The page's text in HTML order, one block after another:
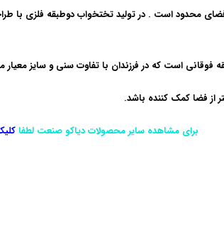
محدود است . در تولید تختخواب دوطبقه فلزی با
است که در فرزندان با تفاوت سنی و سایز معیار
از فضا کمک کننده باشد.
برای مشاهده سایر محصولات دیاکو صنعت لطفا